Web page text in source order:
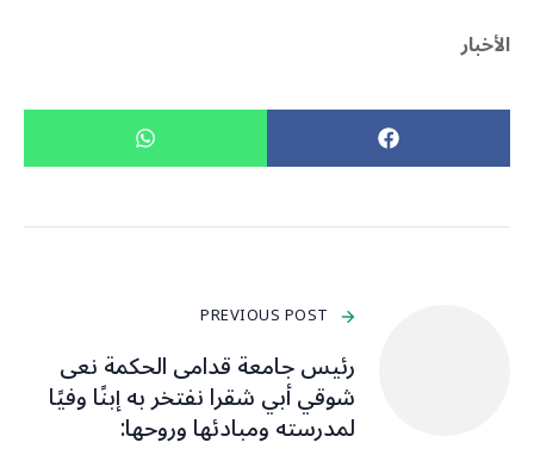
الأخبار
PREVIOUS POST
رئيس جامعة قدامى الحكمة نعى
شوقي أبي شقرا نفتخر به إبنًا وفيًا
لمدرسته ومبادئها وروحها: